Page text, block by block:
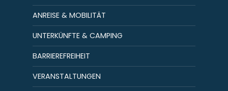
ANREISE & MOBILITÄT
UNTERKÜNFTE & CAMPING
BARRIEREFREIHEIT
VERANSTALTUNGEN